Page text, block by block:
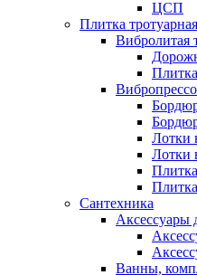
ЦСП
Плитка
Вибролитая
Лотки
Лотки
Сантехника
Аксессуары
Ванны,